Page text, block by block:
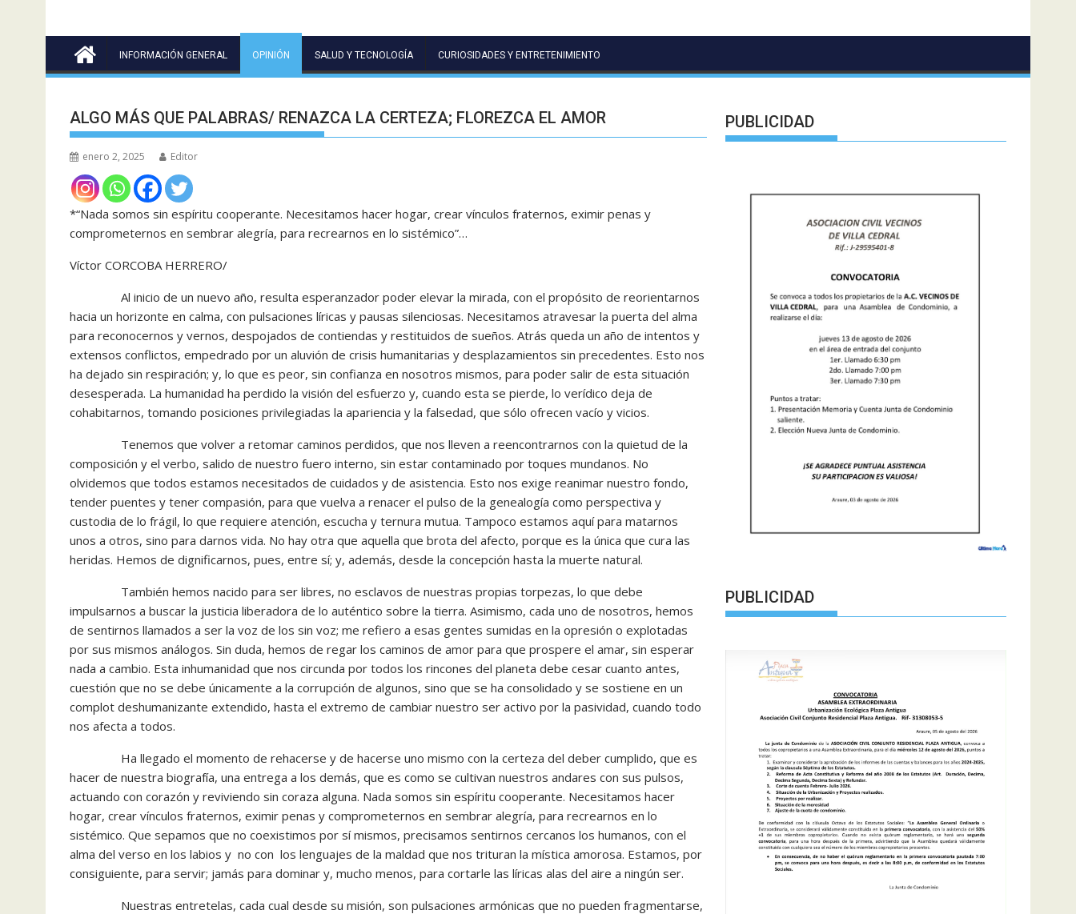
INFORMACIÓN GENERAL OPINIÓN SALUD Y TECNOLOGÍA CURIOSIDADES Y ENTRETENIMIENTO
ALGO MÁS QUE PALABRAS/ RENAZCA LA CERTEZA; FLOREZCA EL AMOR
enero 2, 2025 Editor
*“Nada somos sin espíritu cooperante. Necesitamos hacer hogar, crear vínculos fraternos, eximir penas y
comprometernos en sembrar alegría, para recrearnos en lo sistémico”…
Víctor CORCOBA HERRERO/
Al inicio de un nuevo año, resulta esperanzador poder elevar la mirada, con el propósito de reorientarnos
hacia un horizonte en calma, con pulsaciones líricas y pausas silenciosas. Necesitamos atravesar la puerta del alma
para reconocernos y vernos, despojados de contiendas y restituidos de sueños. Atrás queda un año de intentos y
extensos conflictos, empedrado por un aluvión de crisis humanitarias y desplazamientos sin precedentes. Esto nos
ha dejado sin respiración; y, lo que es peor, sin confianza en nosotros mismos, para poder salir de esta situación
desesperada. La humanidad ha perdido la visión del esfuerzo y, cuando esta se pierde, lo verídico deja de
cohabitarnos, tomando posiciones privilegiadas la apariencia y la falsedad, que sólo ofrecen vacío y vicios.
Tenemos que volver a retomar caminos perdidos, que nos lleven a reencontrarnos con la quietud de la
composición y el verbo, salido de nuestro fuero interno, sin estar contaminado por toques mundanos. No
olvidemos que todos estamos necesitados de cuidados y de asistencia. Esto nos exige reanimar nuestro fondo,
tender puentes y tener compasión, para que vuelva a renacer el pulso de la genealogía como perspectiva y
custodia de lo frágil, lo que requiere atención, escucha y ternura mutua. Tampoco estamos aquí para matarnos
unos a otros, sino para darnos vida. No hay otra que aquella que brota del afecto, porque es la única que cura las
heridas. Hemos de dignificarnos, pues, entre sí; y, además, desde la concepción hasta la muerte natural.
También hemos nacido para ser libres, no esclavos de nuestras propias torpezas, lo que debe
impulsarnos a buscar la justicia liberadora de lo auténtico sobre la tierra. Asimismo, cada uno de nosotros, hemos
de sentirnos llamados a ser la voz de los sin voz; me refiero a esas gentes sumidas en la opresión o explotadas
por sus mismos análogos. Sin duda, hemos de regar los caminos de amor para que prospere el amar, sin esperar
nada a cambio. Esta inhumanidad que nos circunda por todos los rincones del planeta debe cesar cuanto antes,
cuestión que no se debe únicamente a la corrupción de algunos, sino que se ha consolidado y se sostiene en un
complot deshumanizante extendido, hasta el extremo de cambiar nuestro ser activo por la pasividad, cuando todo
nos afecta a todos.
Ha llegado el momento de rehacerse y de hacerse uno mismo con la certeza del deber cumplido, que es
hacer de nuestra biografía, una entrega a los demás, que es como se cultivan nuestros andares con sus pulsos,
actuando con corazón y reviviendo sin coraza alguna. Nada somos sin espíritu cooperante. Necesitamos hacer
hogar, crear vínculos fraternos, eximir penas y comprometernos en sembrar alegría, para recrearnos en lo
sistémico. Que sepamos que no coexistimos por sí mismos, precisamos sentirnos cercanos los humanos, con el
alma del verso en los labios y no con los lenguajes de la maldad que nos trituran la mística amorosa. Estamos, por
consiguiente, para servir; jamás para dominar y, mucho menos, para cortarle las líricas alas del aire a ningún ser.
Nuestras entretelas, cada cual desde su misión, son pulsaciones armónicas que no pueden fragmentarse,
PUBLICIDAD
PUBLICIDAD